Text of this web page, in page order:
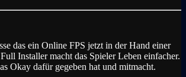
das ein Online FPS jetzt in der Hand einer
Installer macht das Spieler Leben einfacher.
Okay dafür gegeben hat und mitmacht.